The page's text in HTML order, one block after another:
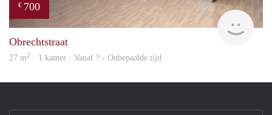
€ 700
Obrechtstraat
27 m2 · 1 kamer · Vanaf ? - Onbepaalde tijd